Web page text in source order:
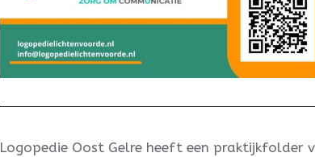
Logopedie Oost Gelre heeft een praktijkfolder